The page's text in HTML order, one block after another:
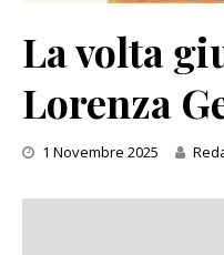
La volta
Lorenza
1 Novembre 2025